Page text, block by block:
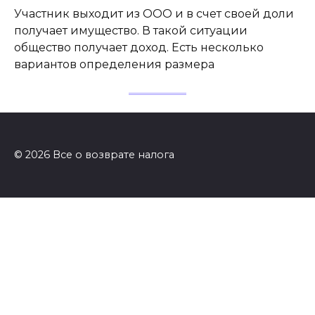
Участник выходит из ООО и в счет своей доли
получает имущество. В такой ситуации
общество получает доход. Есть несколько
вариантов определения размера
© 2026 Все о возврате налога